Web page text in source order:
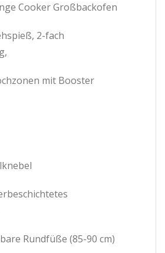
Cooker Großbackofen
2-fach
mit Booster
Rundfüße (85-90 cm)